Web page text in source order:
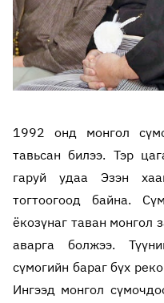
1992 онд монгол
тавьсан билээ. Тэр
гаруй удаа Эзэн
тогтоогоод байна.
ёкозүнаг таван монгол
аварга болжээ.
сүмогийн бараг бүх
Ингээд монгол